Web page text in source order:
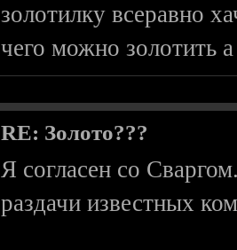
золотилку всеравно
чего можно золотить а
RE: Золото???
Я согласен со
раздачи известных